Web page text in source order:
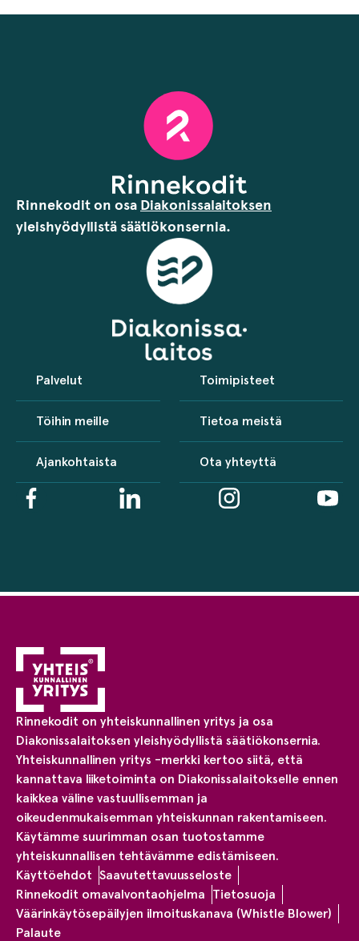
Rinnekodit on osa Diakonissalaitoksen
yleishyödyllistä säätiökonsernia.
Palvelut Toimipisteet
Töihin meille Tietoa meistä
Ajankohtaista Ota yhteyttä
Rinnekodit on yhteiskunnallinen yritys ja osa
Diakonissalaitoksen yleishyödyllistä säätiökonsernia.
Yhteiskunnallinen yritys -merkki kertoo siitä, että
kannattava liiketoiminta on Diakonissalaitokselle ennen
kaikkea väline vastuullisemman ja
oikeudenmukaisemman yhteiskunnan rakentamiseen.
Käytämme suurimman osan tuotostamme
yhteiskunnallisen tehtävämme edistämiseen.
Käyttöehdot Saavutettavuusseloste
Rinnekodit omavalvontaohjelma Tietosuoja
Väärinkäytösepäilyjen ilmoituskanava (Whistle Blower)
Palaute